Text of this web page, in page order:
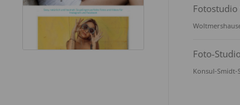
Foto-
Konsul-Smidt-